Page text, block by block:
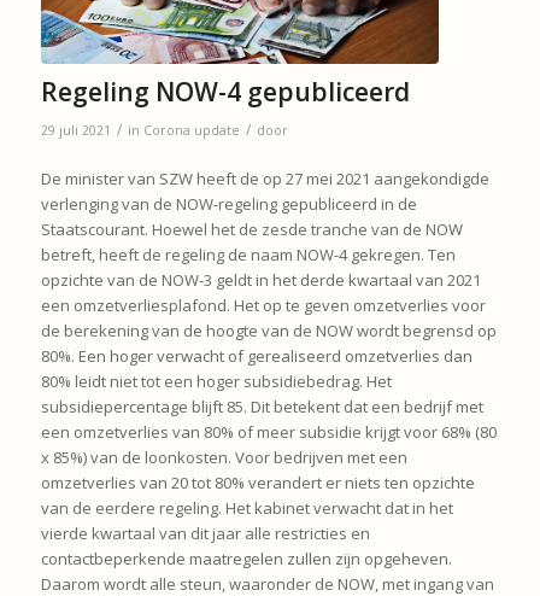
Regeling NOW-4 gepubliceerd
29 juli 2021 / in Corona update / door
De minister van SZW heeft de op 27 mei 2021 aangekondigde
verlenging van de NOW-regeling gepubliceerd in de
Staatscourant. Hoewel het de zesde tranche van de NOW
betreft, heeft de regeling de naam NOW-4 gekregen. Ten
opzichte van de NOW-3 geldt in het derde kwartaal van 2021
een omzetverliesplafond. Het op te geven omzetverlies voor
de berekening van de hoogte van de NOW wordt begrensd op
80%. Een hoger verwacht of gerealiseerd omzetverlies dan
80% leidt niet tot een hoger subsidiebedrag. Het
subsidiepercentage blijft 85. Dit betekent dat een bedrijf met
een omzetverlies van 80% of meer subsidie krijgt voor 68% (80
x 85%) van de loonkosten. Voor bedrijven met een
omzetverlies van 20 tot 80% verandert er niets ten opzichte
van de eerdere regeling. Het kabinet verwacht dat in het
vierde kwartaal van dit jaar alle restricties en
contactbeperkende maatregelen zullen zijn opgeheven.
Daarom wordt alle steun, waaronder de NOW, met ingang van